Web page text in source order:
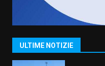
ULTIME NOTIZIE
1
“I